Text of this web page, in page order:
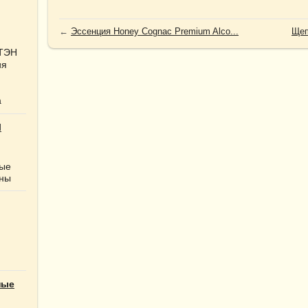
← Эссенция Honey Cognac Premium Alco...